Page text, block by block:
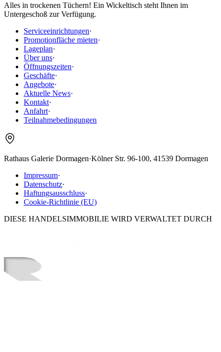
Alles in trockenen Tüchern! Ein Wickeltisch steht Ihnen im
Untergeschoß zur Verfügung.
Serviceeinrichtungen·
Promotionfläche mieten·
Lageplan·
Über uns·
Öffnungszeiten·
Geschäfte·
Angebote·
Aktuelle News·
Kontakt·
Anfahrt·
Teilnahmebedingungen
Rathaus Galerie Dormagen·Kölner Str. 96-100, 41539 Dormagen
Impressum·
Datenschutz·
Haftungsausschluss·
Cookie-Richtlinie (EU)
DIESE HANDELSIMMOBILIE WIRD VERWALTET DURCH